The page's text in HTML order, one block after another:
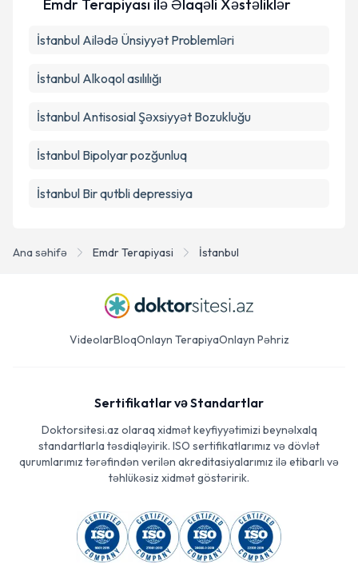
edilməsinə razılıq verirəm.
Ana səhifə Emdr Terapiyasi İstanbul
Emdr Terapiyası ilə Əlaqəli Xəstəliklər
İstanbul Ailədə Ünsiyyət Problemləri
İstanbul Alkoqol asılılığı
İstanbul Antisosial Şəxsiyyət Bozukluğu
İstanbul Bipolyar pozğunluq
İstanbul Bir qutbli depressiya
VideolarBloqOnlayn TerapiyaOnlayn Pəhriz
Sertifikatlar və Standartlar
Doktorsitesi.az olaraq xidmət keyfiyyətimizi beynəlxalq
standartlarla təsdiqləyirik. ISO sertifikatlarımız və dövlət
qurumlarımız tərəfindən verilən akreditasiyalarımız ilə etibarlı və
təhlükəsiz xidmət göstəririk.